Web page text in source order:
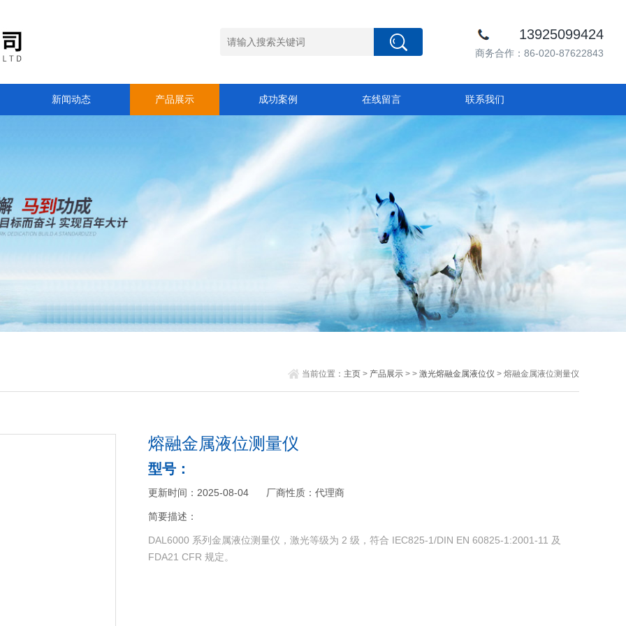
13925099424
商务合作：86-020-87622843
新闻动态 产品展示 成功案例 在线留言 联系我们
当前位置： 主页> 产品展示> > 激光熔融金属液位仪 > 熔融金属液位测量仪
熔融金属液位测量仪
型号：
更新时间：2025-08-04 厂商性质：代理商
简要描述：
DAL6000 系列金属液位测量仪，激光等级为 2 级，符合 IEC825-1/DIN EN 60825-1:2001-11 及
FDA21 CFR 规定。